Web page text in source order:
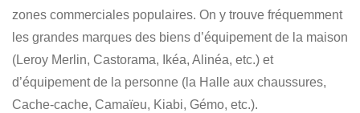
zones commerciales populaires. On y trouve fréquemment
les grandes marques des biens d’équipement de la maison
(Leroy Merlin, Castorama, Ikéa, Alinéa, etc.) et
d’équipement de la personne (la Halle aux chaussures,
Cache-cache, Camaïeu, Kiabi, Gémo, etc.).